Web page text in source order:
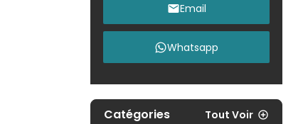
Email
Whatsapp
Catégories Tout Voir